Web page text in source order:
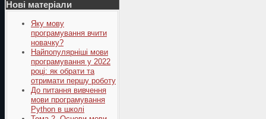
Нові матеріали
Яку мову
програмування вчити
новачку?
Найпопулярніші мови
програмування у 2022
році: як обрати та
отримати першу роботу
До питання вивчення
мови програмування
Python в школі